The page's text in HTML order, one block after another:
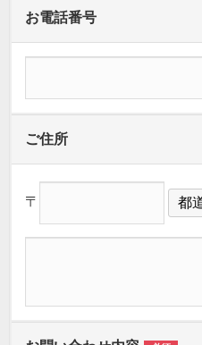
お電話番号
ご住所
〒